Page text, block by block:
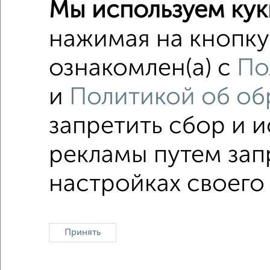
Поиск по
с
Двухкомнатные
Политика конфиденциальности
Мы используем
нажимая на
ознакомлен(а) с
и Политикой об
запретить сбор и
рекламы путем
настройках
Принять